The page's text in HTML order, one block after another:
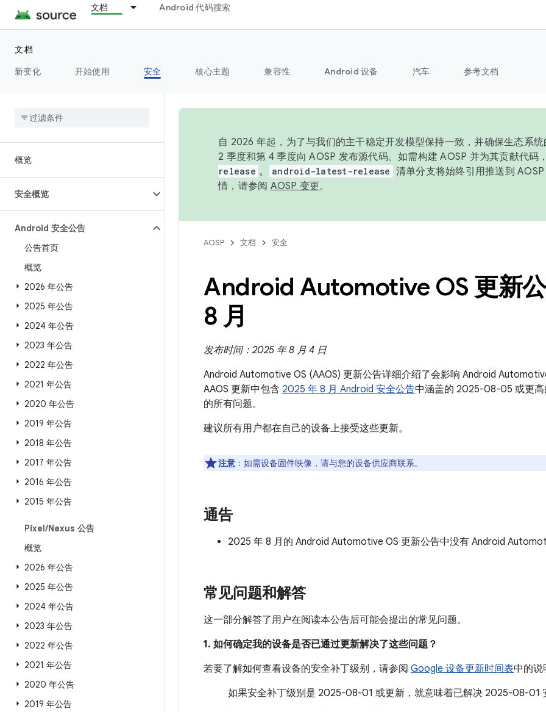
文档 Android 代码搜索
文档
新变化
开始使用 安全 核心主题 兼容性 Android 设备 汽车 参考文档
概览
安全概览
Android 安全公告
公告首页
概览
2026 年公告
2025 年公告
2024 年公告
2023 年公告
2022 年公告
2021 年公告
2020 年公告
2019 年公告
2018 年公告
2017 年公告
2016 年公告
2015 年公告
Pixel/Nexus 公告
概览
2026 年公告
2025 年公告
2024 年公告
2023 年公告
2022 年公告
2021 年公告
2020 年公告
2019 年公告
自 2026 年起，为了与我们的主干稳定开发模型保持一致，并确保生态系
2 季度和第 4 季度向 AOSP 发布源代码。如需构建 AOSP 并为其贡献代码
release 。 android-latest-release 清单分支将始终引用推送到
情，请参阅 AOSP 变更。
AOSP 文档 安全
Android Automotive OS 更新
8 月
发布时间：2025 年 8 月 4 日
Android Automotive OS (AAOS) 更新公告详细介绍了会影响 Android
AAOS 更新中包含 2025 年 8 月 Android 安全公告中涵盖的 2025-08-05 或更
的所有问题。
建议所有用户都在自己的设备上接受这些更新。
注意 ：如需设备固件映像，请与您的设备供应商联系。
通告
2025 年 8 月的 Android Automotive OS 更新公告中没有 Android
常见问题和解答
这一部分解答了用户在阅读本公告后可能会提出的常见问题。
1. 如何确定我的设备是否已通过更新解决了这些问题？
若要了解如何查看设备的安全补丁级别，请参阅 Google 设备更新时间表中的说
如果安全补丁级别是 2025-08-01 或更新，就意味着已解决 2025-08-01